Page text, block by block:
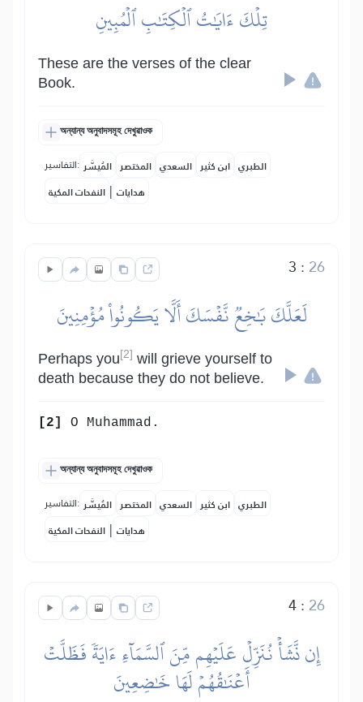
تِلۡكَ ءَايَٰتُ ٱلۡكِتَٰبِ ٱلۡمُبِينِ
These are the verses of the clear
Book.
অন্যান্য অনুবাদসমূহ দেখুৱাওক
التفاسير: المُيسَّر المختصر السعدي ابن كثير الطبري
النفحات المكية | هدايات
3 : 26
لَعَلَّكَ بَٰخِعٞ نَّفۡسَكَ أَلَّا يَكُونُواْ مُؤۡمِنِينَ
Perhaps you [2] will grieve yourself to
death because they do not believe.
[2] O Muhammad.
অন্যান্য অনুবাদসমূহ দেখুৱাওক
التفاسير: المُيسَّر المختصر السعدي ابن كثير الطبري
النفحات المكية | هدايات
4: 26
إِن نَّشَأۡ نُنَزِّلۡ عَلَيۡهِم مِّنَ ٱلسَّمَآءِ ءَايَةٗ فَظَلَّتۡ
أَعۡنَٰقُهُمۡ لَهَا خَٰضِعِينَ